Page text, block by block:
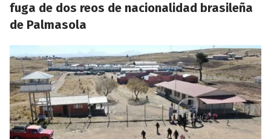
fuga de dos reos de nacionalidad brasileña
de Palmasola